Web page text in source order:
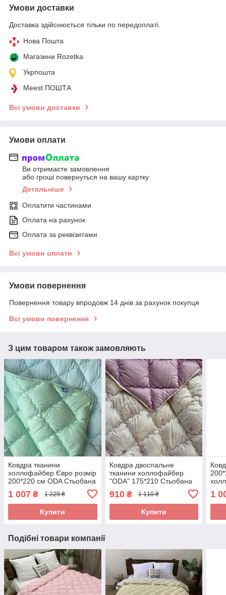
Умови доставки
Доставка здійснюється тільки по передоплаті.
Нова Пошта
Магазини Rozetka
Укрпошта
Meest ПОШТА
Всі умови доставки
Умови оплати
Ви отримаєте замовлення
або гроші повернуться на вашу картку
Детальніше
Оплатити частинами
Оплата на рахунок
Оплата за реквізитами
Всі умови оплати
Умови повернення
Повернення товару впродовж 14 днів за рахунок покупця
Всі умови повернення
З цим товаром також замовляють
Ковдра тканини
холлофайбер Євро розмір
200*220 см ODA Стьобана
1 007 ₴ 1 229 ₴
Купити
Ковдра двоспальне
тканини холлофайбер
"ODA" 175*210 Стьобана
910₴ 1 110 ₴
Купити
1
Подібні товари компанії